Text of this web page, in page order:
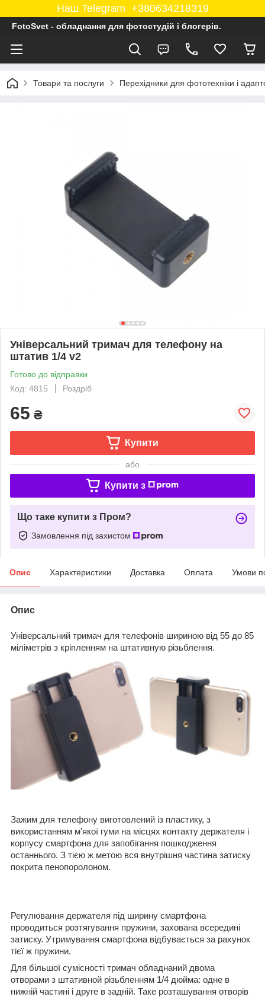
Наш Telegram +380634218319
FotoSvet - обладнання для фотостудій і блогерів.
Товари та послуги Перехідники для фототехніки і
Універсальний тримач для телефону на
штатив 1/4 v2
Готово до відправки
Код: 4815
Роздріб
65 ₴
Купити
або
Купити з
Що таке купити з Пром?
Замовлення під захистом
Опис Характеристики Доставка Оплата Умови
Опис
Універсальний тримач для телефонів шириною від 55 до 85
міліметрів з кріпленням на штативную різьблення.
Зажим для телефону виготовлений із пластику, з
використанням м'якої гуми на місцях контакту держателя і
корпусу смартфона для запобігання пошкодження
останнього. З тією ж метою вся внутрішня частина затиску
покрита пенопоролоном.
Регулювання держателя під ширину смартфона
проводиться розтягування пружини, захована всередині
затиску. Утримування смартфона відбувається за рахунок
тієї ж пружини.
Для більшої сумісності тримач обладнаний двома
отворами з штативной різьбленням 1/4 дюйма: одне в
нижній частині і друге в задній. Таке розташування отворів